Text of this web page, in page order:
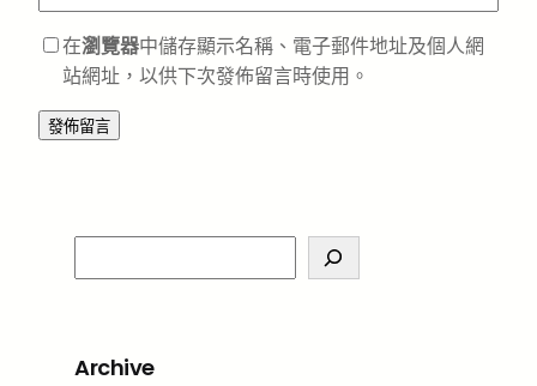
在瀏覽器中儲存顯示名稱、電子郵件地址及個人網
站網址，以供下次發佈留言時使用。
e
c
Archive